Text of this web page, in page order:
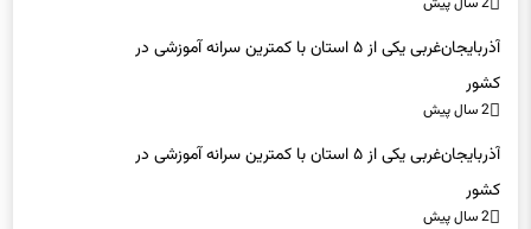
آذربایجان‌غربی یکی از ۵ استان با کمترین سرانه آموزشی در
کشور
2 سال پیش
آذربایجان‌غربی یکی از ۵ استان با کمترین سرانه آموزشی در
کشور
2 سال پیش